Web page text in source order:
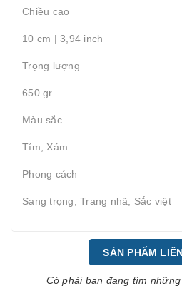
Chiều cao
10 cm | 3,94 inch
Trọng lượng
650 gr
Màu sắc
Tím, Xám
Phong cách
Sang trọng, Trang nhã, Sắc việt
SẢN PHẨM
Có phải bạn đang tìm